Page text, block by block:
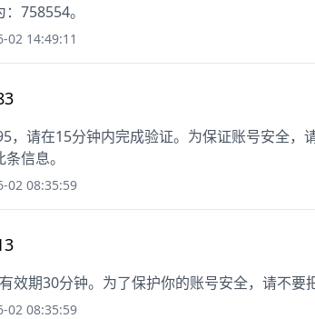
758554。
02 14:49:11
，请在15分钟内完成验证。为保证账号安全，
信息。
02 08:35:59
效期30分钟。为了保护你的账号安全，请不要
02 08:35:59